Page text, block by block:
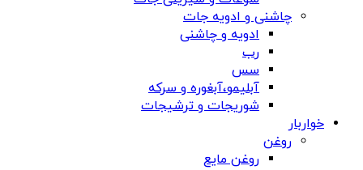
چاشنی و ادویه جات
ادویه و چاشنی
رب
سس
آبلیمو،آبغوره و سرکه
شوریجات و ترشیجات
خواربار
روغن
روغن مایع